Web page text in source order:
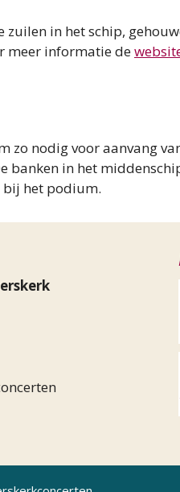
in het schip,
meer informatie de
zo nodig voor aanvang
banken in het
bij het podium.